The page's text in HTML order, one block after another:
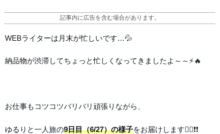
記事内に広告を含む場合があります。
WEBライターは月末が忙しいです…💦
納品物が渋滞してちょっと忙しくなってきましたよ～～⚡🔥
お仕事もコツコツバリバリ頑張りながら、
ゆるりと一人旅の9日目（6/27）の様子をお届けします🏋️‍♀️❗❗